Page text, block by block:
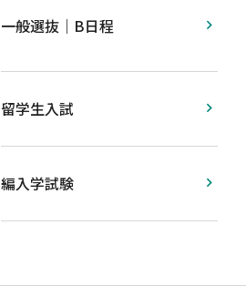
一般選抜｜B日程
留学生入試
編入学試験